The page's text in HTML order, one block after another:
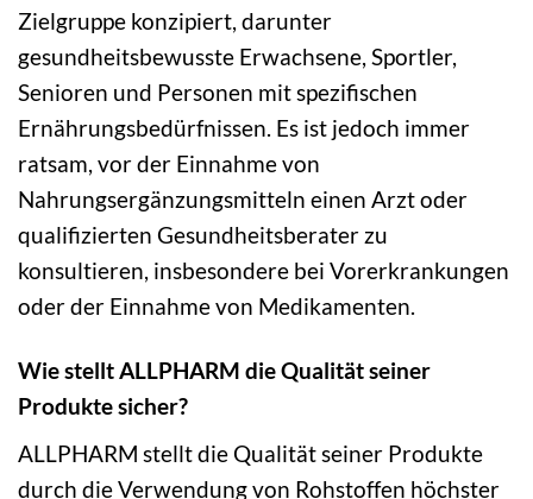
Zielgruppe konzipiert, darunter
gesundheitsbewusste Erwachsene, Sportler,
Senioren und Personen mit spezifischen
Ernährungsbedürfnissen. Es ist jedoch immer
ratsam, vor der Einnahme von
Nahrungsergänzungsmitteln einen Arzt oder
qualifizierten Gesundheitsberater zu
konsultieren, insbesondere bei Vorerkrankungen
oder der Einnahme von Medikamenten.
Wie stellt ALLPHARM die Qualität seiner
Produkte sicher?
ALLPHARM stellt die Qualität seiner Produkte
durch die Verwendung von Rohstoffen höchster